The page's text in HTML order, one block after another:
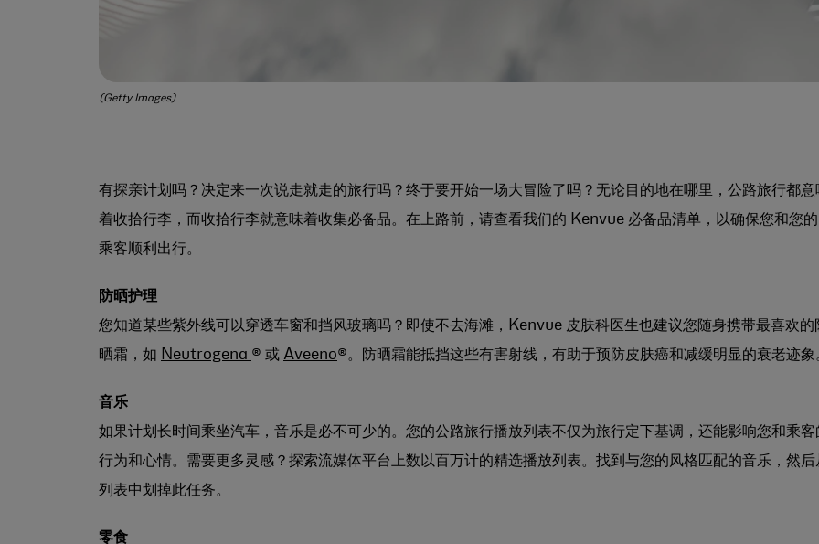
(Getty Images)
有探亲计划吗？决定来一次说走就走的旅行吗？终于要开始一场大冒险了吗？无论目的地在哪里，公路旅行都意
着收拾行李，而收拾行李就意味着收集必备品。在上路前，请查看我们的 Kenvue 必备品清单，以确保您和您的
乘客顺利出行。
防晒护理
您知道某些紫外线可以穿透车窗和挡风玻璃吗？即使不去海滩，Kenvue 皮肤科医生也建议您随身携带最喜欢的
晒霜，如 Neutrogena ® 或 Aveeno®。防晒霜能抵挡这些有害射线，有助于预防皮肤癌和减缓明显的衰老迹象
音乐
如果计划长时间乘坐汽车，音乐是必不可少的。您的公路旅行播放列表不仅为旅行定下基调，还能影响您和乘客
行为和心情。需要更多灵感？探索流媒体平台上数以百万计的精选播放列表。找到与您的风格匹配的音乐，然后
列表中划掉此任务。
零食